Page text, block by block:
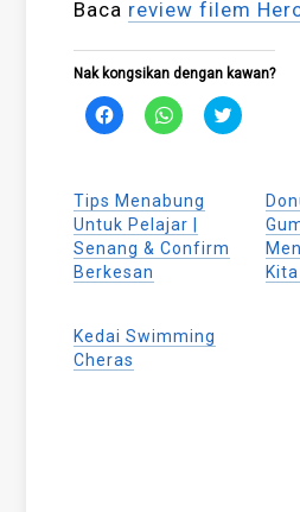
Baca review filem
Nak kongsikan dengan kawan?
Click
to
(Opens
in
new
window)
Click
to
in
new
window)
Click
to
(Opens
window)
Tips Menabung
Untuk Pelajar |
Senang & Confirm
Berkesan
Kedai Swimming
Cheras